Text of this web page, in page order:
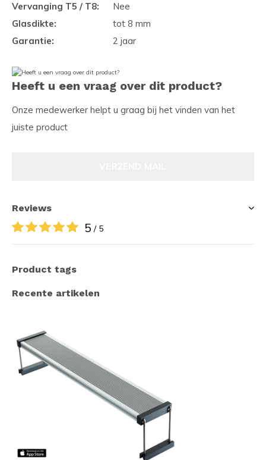
Vervanging T5 / T8:
Nee
Glasdikte:
tot 8 mm
Garantie:
2 jaar
Heeft u een vraag over dit product?
Onze medewerker helpt u graag bij het vinden van het
juiste product
Reviews
5 / 5
Product tags
Recente artikelen